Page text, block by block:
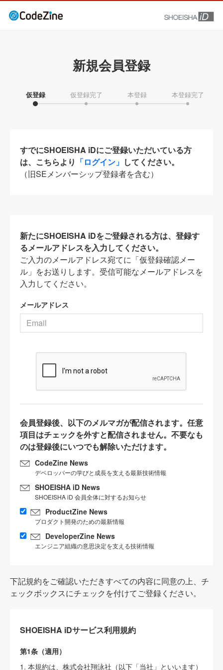
新規会員登録
仮登録 仮登録完了 本登録 本登録完了
すでにSHOEISHA iDにご登録いただいている方
は、こちらより 「ログイン」 してください。
（旧SEメンバーシップ登録者を含む）
新たにSHOEISHA iDをご登録される方は、登録す
るメールアドレスを入力してください。
ご入力のメールアドレス宛てに「仮登録確認メー
ル」をお送りします。受信可能なメールアドレスを
入力してください。
メールアドレス
会員登録後、以下のメルマガが配信されます。任意
項目はチェックを外すと配信されません。不要なも
のは登録後にいつでも解除いただけます。
CodeZine News
デベロッパーの学びと成長を支える最新技術情報
SHOEISHA iD News
SHOEISHA iD 会員全体に対するお知らせ
ProductZine News
プロダクト開発のための最新情報
DeveloperZine News
エンジニア組織の意思決定を支える技術情報
下記規約をご確認いただきすべての内容に同意の上、チ
ェックボックスにチェックを付けてご登録ください。
SHOEISHA iDサービス利用規約
第1条（適用）
1. 本規約は、株式会社翔泳社（以下「当社」といいます）